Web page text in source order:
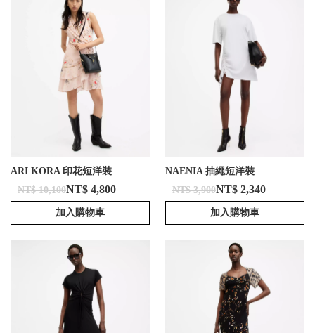
ARI KORA 印花短洋裝
NT$ 10,100NT$ 4,800
加入購物車
NAENIA 抽繩短洋裝
NT$ 3,900NT$ 2,340
加入購物車